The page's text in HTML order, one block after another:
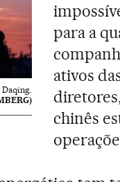
para a
ativos
chinês